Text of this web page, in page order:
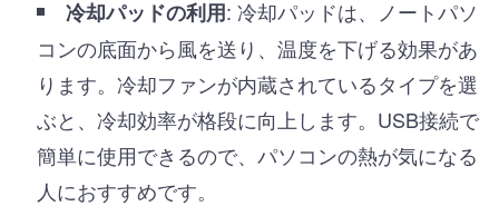
冷却パッドの利用: 冷却パッドは、ノートパソ
コンの底面から風を送り、温度を下げる効果があ
ります。冷却ファンが内蔵されているタイプを選
ぶと、冷却効率が格段に向上します。USB接続で
簡単に使用できるので、パソコンの熱が気になる
人におすすめです。